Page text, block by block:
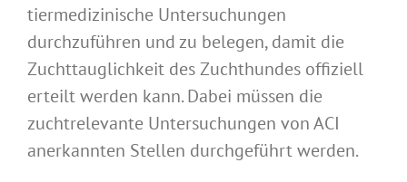
tiermedizinische Untersuchungen
durchzuführen und zu belegen, damit die
Zuchttauglichkeit des Zuchthundes offiziell
erteilt werden kann. Dabei müssen die
zuchtrelevante Untersuchungen von ACI
anerkannten Stellen durchgeführt werden.